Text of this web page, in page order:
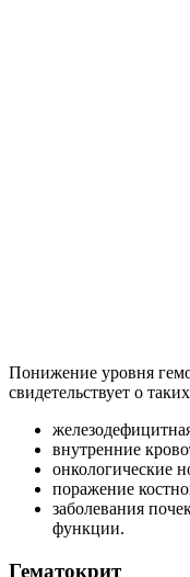
Понижение уровня
свидетельствует о
внутренние
онкологические
поражение
заболевания
функции.
Гематокрит